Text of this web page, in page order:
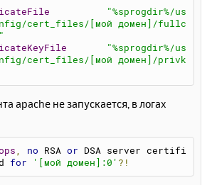
"%sprogdir%/us
cert_files/[мой домен]/fullc
"%sprogdir%/us
cert_files/[мой домен]/privk
apache не запускается, в логах
, no RSA or DSA server certifi
for '[мой домен]:0' ?!